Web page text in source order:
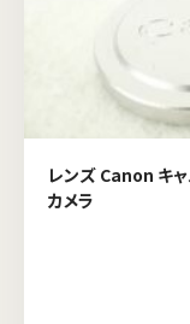
レンズ Canon キ
カメラ